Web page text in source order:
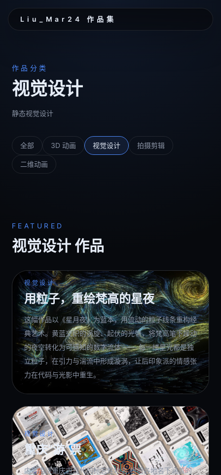
Liu_Mar24 作品集
作品分类
视觉设计
静态视觉设计
全部 3D 动画 视觉设计 拍摄剪辑
二维动画
FEATURED
视觉设计 作品
视觉设计
用粒子，重绘梵高的星夜
这幅作品以《星月夜》为蓝本，用流动的粒子线条重构经
典艺术。黄蓝交织的涡旋、起伏的光带，将梵高笔下躁动
的夜空转化为可感知的数字流体 —— 每一缕星光都是独
立粒子，在引力与湍流中形成漩涡，让后印象派的情感张
力在代码与光影中重生。
视觉设计
重庆“游”票
内容围绕重庆古现代的标志性地名,根据各地名下涵盖的